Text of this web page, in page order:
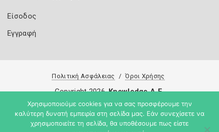
Είσοδος
Εγγραφή
Πολιτική Ασφάλειας Όροι Χρήσης
Copyright 2026 Knowledge A.E.
Χρησιμοποιούμε cookies για να σας προσφέρουμε την
καλύτερη δυνατή εμπειρία στη σελίδα μας. Εάν συνεχίσετε να
χρησιμοποιείτε τη σελίδα, θα υποθέσουμε πως είστε